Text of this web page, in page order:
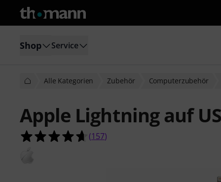
Shop Service
Alle Kategorien Zubehör Computerzubehör
Apple Lightning auf
4.6 von 5 Sternen aus 157
(157)